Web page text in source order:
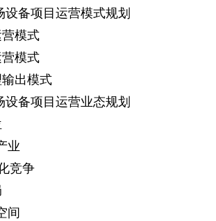
设备项目运营模式规划
模式
模式
出模式
设备项目运营业态规划
业
竞争
间